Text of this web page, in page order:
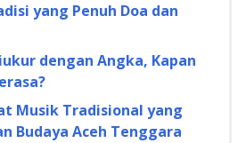
yang Penuh Doa dan
dengan Angka, Kapan
Musik Tradisional yang
Budaya Aceh Tenggara